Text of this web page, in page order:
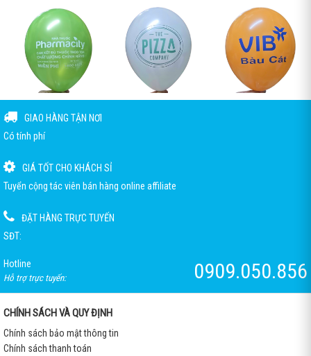
GIAO HÀNG TẬN NƠI
Có tính phí
GIÁ TỐT CHO KHÁCH SỈ
Tuyển cộng tác viên bán hàng online affiliate
ĐẶT HÀNG TRỰC TUYẾN
SĐT:
Hotline
Hỗ trợ trực tuyến: 0909.050.856
CHÍNH SÁCH VÀ QUY ĐỊNH
Chính sách bảo mật thông tin
Chính sách thanh toán